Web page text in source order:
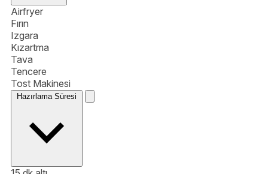
Airfryer
Fırın
Izgara
Kızartma
Tava
Tencere
Tost Makinesi
Hazırlama Süresi